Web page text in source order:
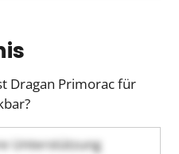
Dragan Primorac für
Unterstützung